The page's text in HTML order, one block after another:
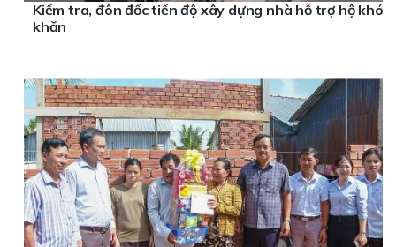
Kiểm tra, đôn đốc tiến độ xây dựng nhà hỗ trợ hộ khó
khăn